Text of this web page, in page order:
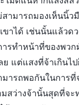
ามารถมองเห็นนิ้ว
ขาได้ เช่นนั้นแล้วด
รทำหน้าที่ของพวก
ย แต่แสงที่จ้าเกินไ
ารถพอกันในการที่
สว่างจ้านั้นสุดที่จะ